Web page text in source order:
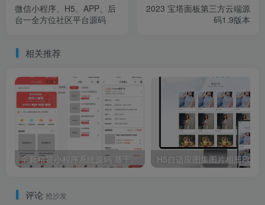
微信小程序、H5、APP、后
台一全方位社区平台源码
2023 宝塔面板第三方云端源
码1.9版本
相关推荐
全新租赁小程序系统源码 基于ThinkPHP+UniApp开发的租赁商城小程序
评论 抢沙发